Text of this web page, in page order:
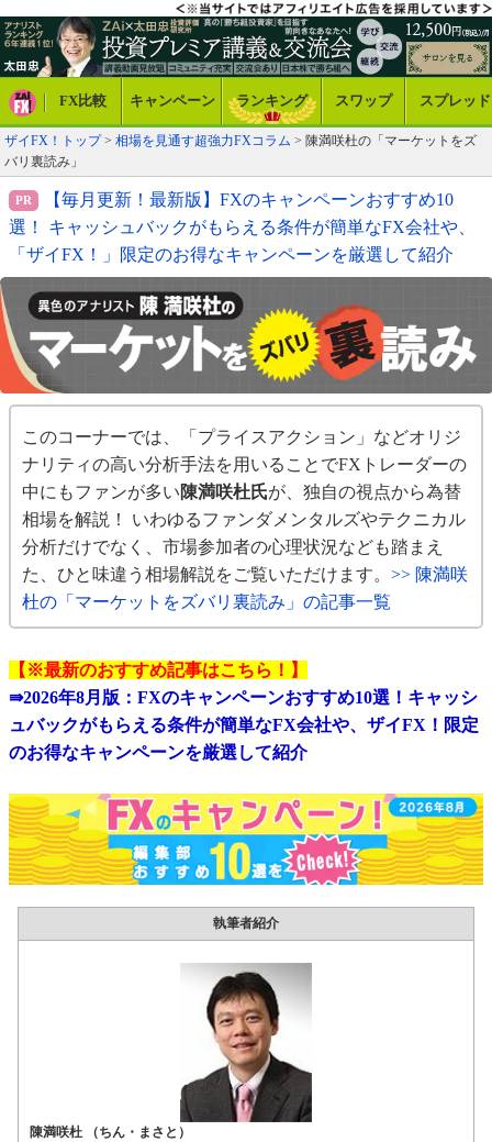
FX比較 キャンペーン ランキング スワップ スプレッド
ザイFX！トップ> 相場を見通す超強力FXコラム > 陳満咲杜の「マーケットをズ
バリ裏読み」
【毎月更新！最新版】FXのキャンペーンおすすめ10
選！ キャッシュバックがもらえる条件が簡単なFX会社や、
「ザイFX！」限定のお得なキャンペーンを厳選して紹介
このコーナーでは、「プライスアクション」などオリジ
ナリティの高い分析手法を用いることでFXトレーダーの
中にもファンが多い陳満咲杜氏が、独自の視点から為替
相場を解説！ いわゆるファンダメンタルズやテクニカル
分析だけでなく、市場参加者の心理状況なども踏まえ
た、ひと味違う相場解説をご覧いただけます。 >> 陳満咲
杜の「マーケットをズバリ裏読み」の記事一覧
【※最新のおすすめ記事はこちら！】
⇛2026年8月版：FXのキャンペーンおすすめ10選！キャッシ
ュバックがもらえる条件が簡単なFX会社や、ザイFX！限定
のお得なキャンペーンを厳選して紹介
執筆者紹介
陳満咲杜 （ちん・まさと）